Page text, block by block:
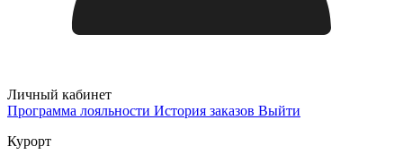
Личный кабинет
Программа лояльности История заказов Выйти
Курорт